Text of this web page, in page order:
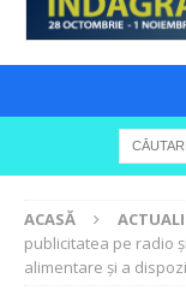
ACASĂ
publicitatea pe radio
alimentare și a